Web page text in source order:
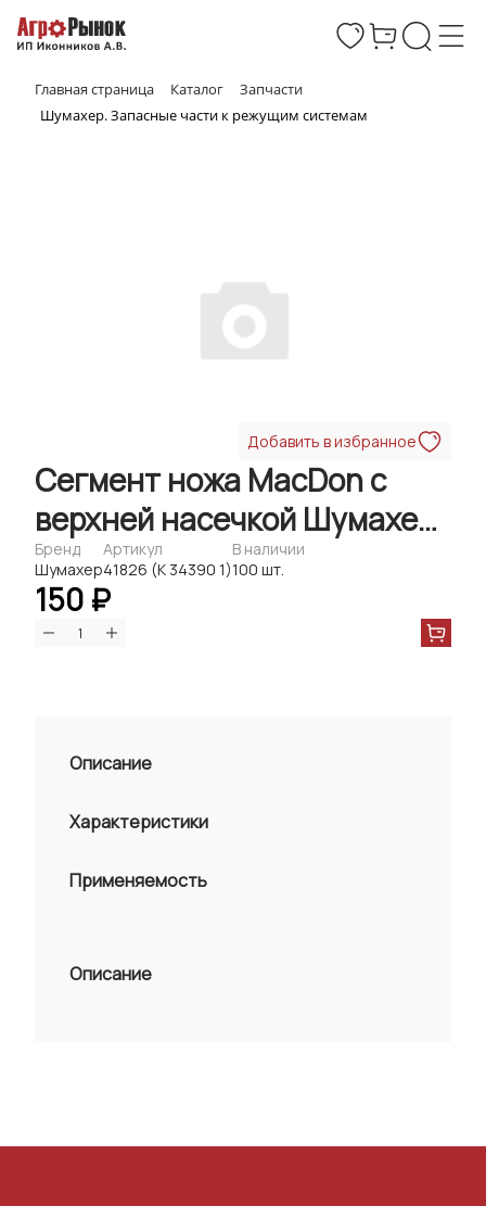
Главная страница Каталог
Запчасти
Шумахер. Запасные части к режущим системам
Добавить в избранное
Сегмент ножа MacDon с
верхней насечкой Шумахер,
2,7мм (25шт)
Бренд
Шумахер
Артикул
41826 (К 34390 1)
В наличии
100 шт.
150 ₽
Описание
Характеристики
Применяемость
Описание